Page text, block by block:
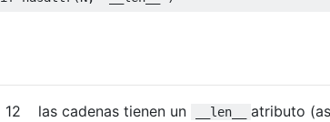
12 las cadenas tienen un __len__
atributo